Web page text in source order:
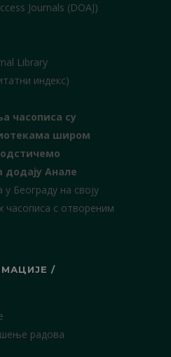
Journals (DOAJ)
Library
индекс)
часописа су
широм
додају Анале
Београду на своју
часописа с отвореним
/
радова